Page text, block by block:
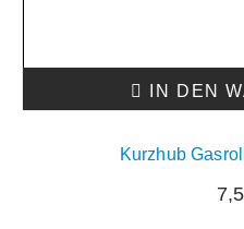
IN DEN
Kurzhub